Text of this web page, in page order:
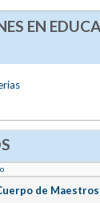
EN
de Maestros